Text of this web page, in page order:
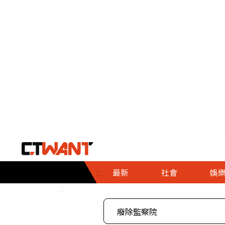
::: 最新 社會
社會首頁
時事
娛樂
娛樂首頁
即時
專題
財經首頁
熱線
３Ｃ
政